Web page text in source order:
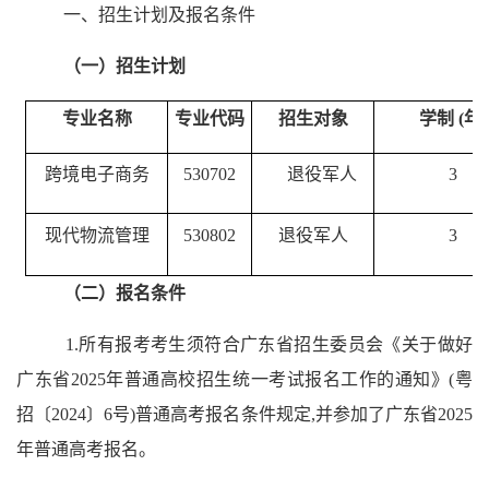
一、招生计划及报名条件
（一）招生计划
专业名称 专业代码 招生对象 学制 (年)
跨境电子商务 530702 退役军人 3
现代物流管理 530802 退役军人 3
（二）报名条件
1.所有报考考生须符合广东省招生委员会《关于做好
广东省2025年普通高校招生统一考试报名工作的通知》(粤
招〔2024〕6号)普通高考报名条件规定,并参加了广东省2025
年普通高考报名。